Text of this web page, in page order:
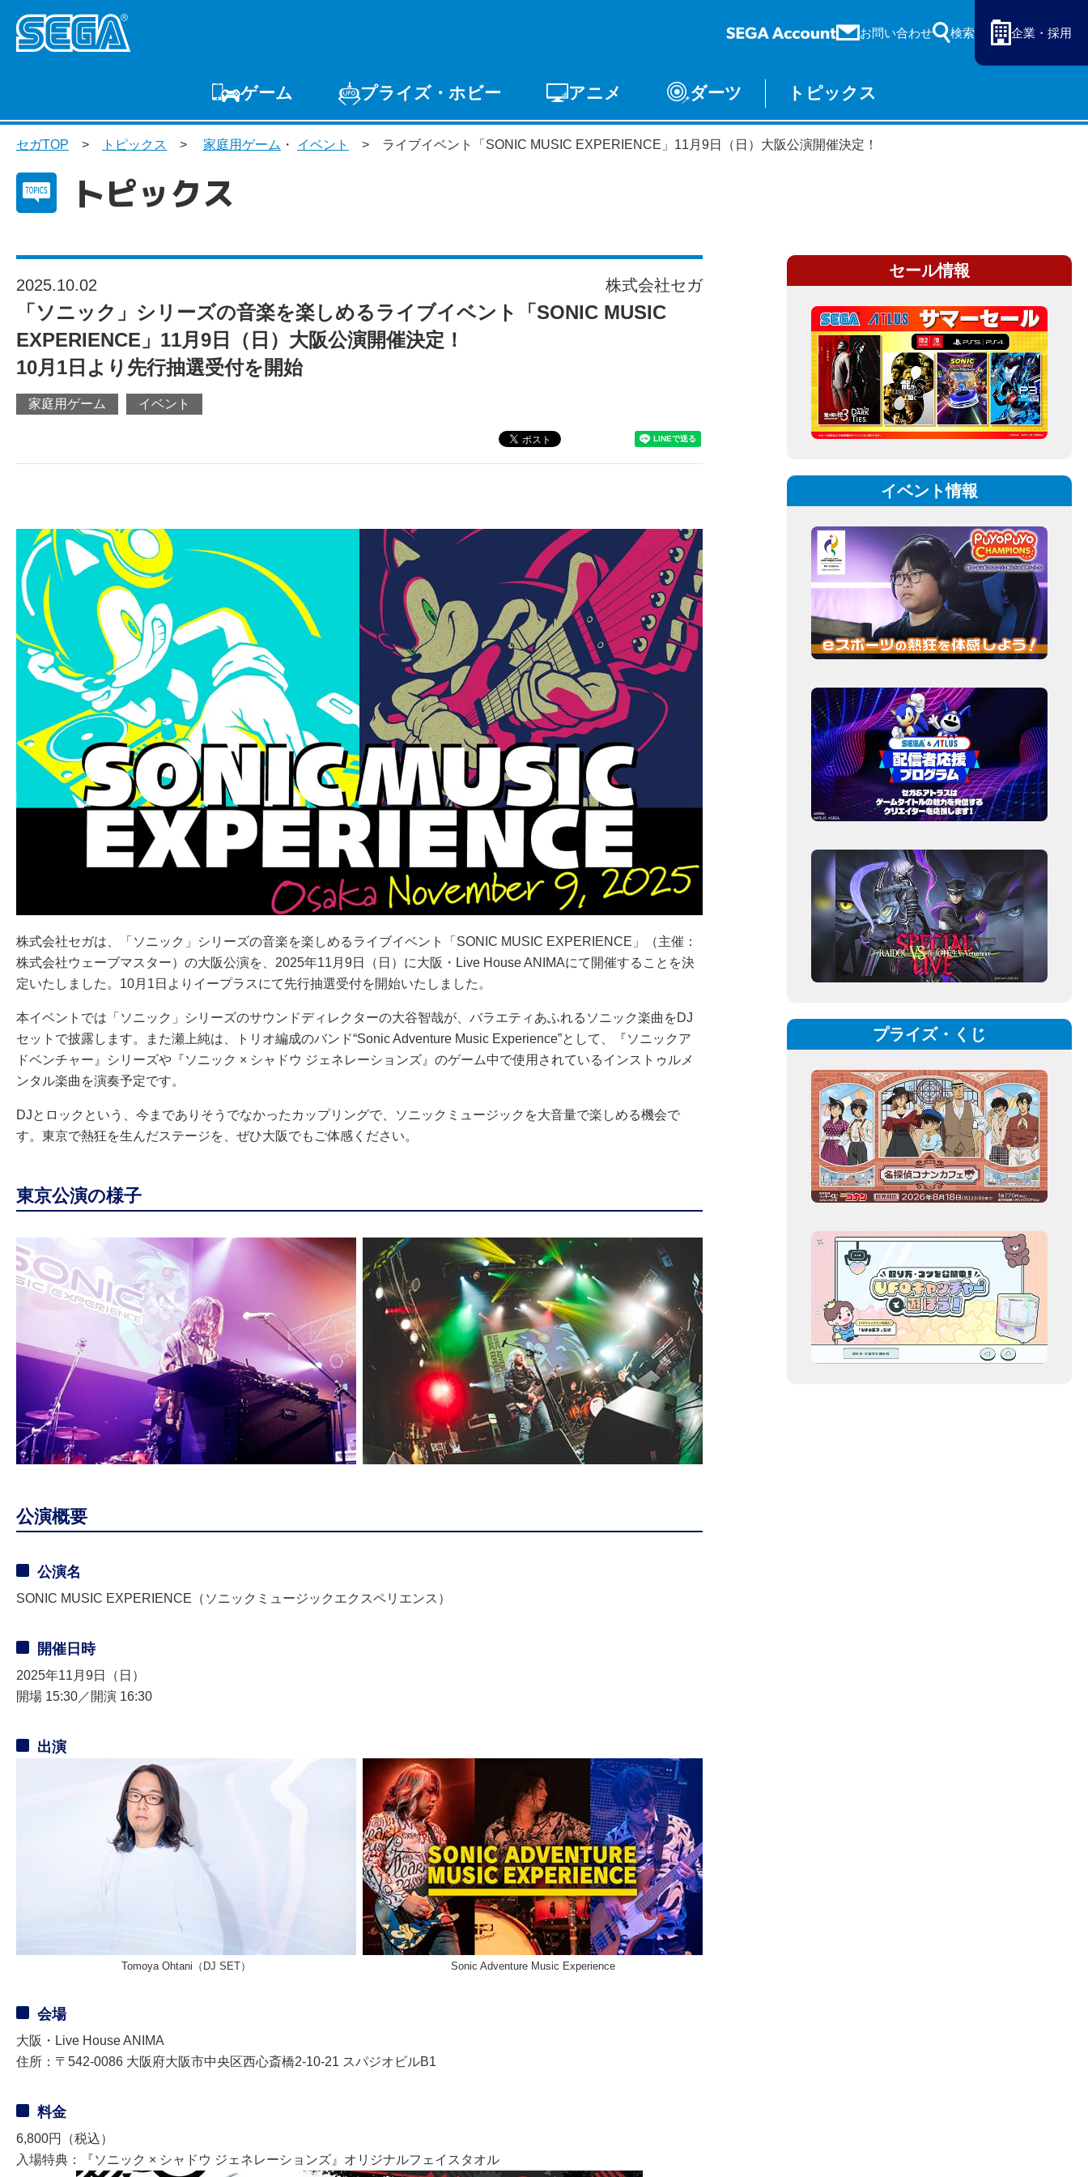
お問い合わせ 検索 企業・採用
ゲーム
ゲームTOP 家庭用ゲーム PCゲーム スマホゲーム アーケードゲーム
プライズ・ホビー
プライズ トイ S-FIRE セガ ラッキーくじ
セガ ラッキーくじ
オンライン
物販
アニメ ダーツ トピックス
セガTOP トピックス 家庭用ゲーム ・ イベント ライブイベント「SONIC MUSIC EXPERIENCE」11月9日（日）大阪公演開催決定！
トピックス
2025.10.02 株式会社セガ
「ソニック」シリーズの音楽を楽しめるライブイベント「SONIC MUSIC
EXPERIENCE」11月9日（日）大阪公演開催決定！
10月1日より先行抽選受付を開始
家庭用ゲーム イベント
株式会社セガは、「ソニック」シリーズの音楽を楽しめるライブイベント「SONIC MUSIC EXPERIENCE」（主催：
株式会社ウェーブマスター）の大阪公演を、2025年11月9日（日）に大阪・Live House ANIMAにて開催することを決
定いたしました。10月1日よりイープラスにて先行抽選受付を開始いたしました。
本イベントでは「ソニック」シリーズのサウンドディレクターの大谷智哉が、バラエティあふれるソニック楽曲をDJ
セットで披露します。また瀬上純は、トリオ編成のバンド“Sonic Adventure Music Experience”として、『ソニックア
ドベンチャー』シリーズや『ソニック × シャドウ ジェネレーションズ』のゲーム中で使用されているインストゥルメ
ンタル楽曲を演奏予定です。
DJとロックという、今までありそうでなかったカップリングで、ソニックミュージックを大音量で楽しめる機会で
す。東京で熱狂を生んだステージを、ぜひ大阪でもご体感ください。
東京公演の様子
公演概要
公演名
SONIC MUSIC EXPERIENCE（ソニックミュージックエクスペリエンス）
開催日時
2025年11月9日（日）
開場 15:30／開演 16:30
出演
Tomoya Ohtani（DJ SET） Sonic Adventure Music Experience
会場
大阪・Live House ANIMA
住所：〒542-0086 大阪府大阪市中央区西心斎橋2-10-21 スパジオビルB1
料金
6,800円（税込）
入場特典：『ソニック × シャドウ ジェネレーションズ』オリジナルフェイスタオル
セール情報
イベント情報
プライズ・くじ